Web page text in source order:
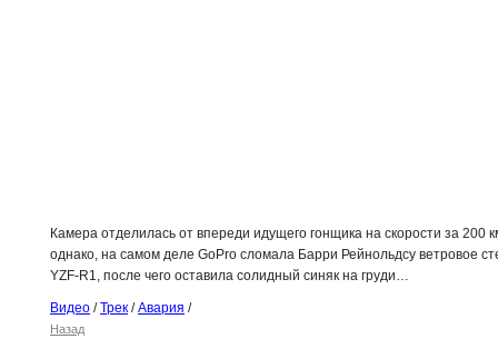
Камера отделилась от впереди идущего гонщика на скорости за 200
однако, на самом деле GoPro сломала Барри Рейнольдсу ветровое
YZF-R1, после чего оставила солидный синяк на груди…
Видео /Трек /Авария /
Назад